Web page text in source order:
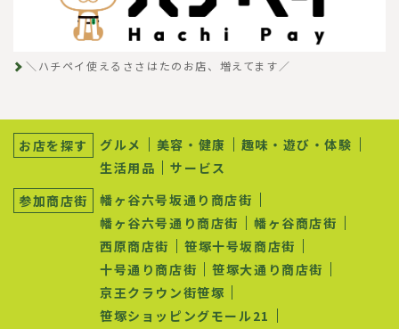
＼ハチペイ使えるささはたのお店、増えてます／
サ
ナ
ゲ
ー
お店を探す グルメ 美容・健康
趣味・遊び・体験
生活用品
サービス
参加商店街
幡ヶ谷六号坂通り商店街
幡ヶ谷六号通り商店街
幡ヶ谷商店街
西原商店街
笹塚十号坂商店街
十号通り商店街
笹塚大通り商店街
京王クラウン街笹塚
笹塚ショッピングモール21